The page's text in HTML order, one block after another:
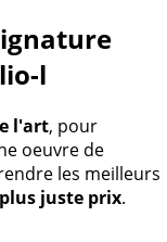
l
l'art, pour
oeuvre de
les meilleurs
juste prix.